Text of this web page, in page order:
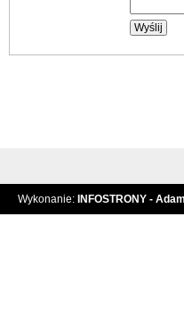
Wykonanie: INFOSTRONY -